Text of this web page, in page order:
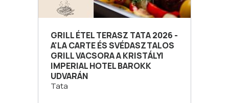
GRILL ÉTEL TERASZ TATA 2026 -
A'LA CARTE ÉS SVÉDASZTALOS
GRILL VACSORA A KRISTÁLYI
IMPERIAL HOTEL BAROKK
UDVARÁN
Tata